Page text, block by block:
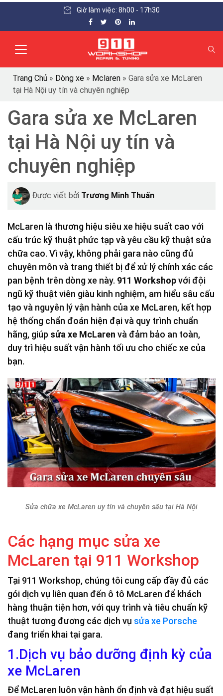
Giờ làm việc: 8h00 - 17h30
Trang Chủ » Dòng xe » Mclaren » Gara sửa xe McLaren
tại Hà Nội uy tín và chuyên nghiệp
Gara sửa xe McLaren
tại Hà Nội uy tín và
chuyên nghiệp
Được viết bởi Trương Minh Thuấn
McLaren là thương hiệu siêu xe hiệu suất cao với
cấu trúc kỹ thuật phức tạp và yêu cầu kỹ thuật sửa
chữa cao. Vì vậy, không phải gara nào cũng đủ
chuyên môn và trang thiết bị để xử lý chính xác các
pan bệnh trên dòng xe này. 911 Workshopvới đội
ngũ kỹ thuật viên giàu kinh nghiệm, am hiểu sâu cấu
tạo và nguyên lý vận hành của xe McLaren, kết hợp
hệ thống chẩn đoán hiện đại và quy trình chuẩn
hãng, giúp sửa xe McLaren và đảm bảo an toàn,
duy trì hiệu suất vận hành tối ưu cho chiếc xe của
bạn.
Sửa chữa xe McLaren uy tín và chuyên sâu tại Hà Nội
Các hạng mục sửa xe
McLaren tại 911 Workshop
Tại 911 Workshop, chúng tôi cung cấp đầy đủ các
gói dịch vụ liên quan đến ô tô McLaren để khách
hàng thuận tiện hơn, với quy trình và tiêu chuẩn kỹ
thuật tương đương các dịch vụ sửa xe Porsche
đang triển khai tại gara.
1.Dịch vụ bảo dưỡng định kỳ của
xe McLaren
Để McLaren luôn vận hành ổn định và đạt hiệu suất